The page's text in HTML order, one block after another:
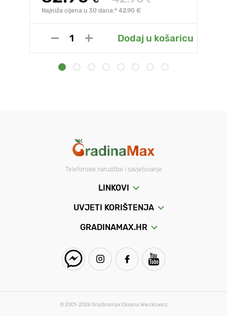
Najniža cijena u 30 dana:* 42.90 €
Dodaj u košaricu
Telefonske narudžbe i savjetovanje
LINKOVI
UVJETI KORIŠTENJA
GRADINAMAX.HR
© 2001-2026 Gradinamax Oksana Wieckowicz